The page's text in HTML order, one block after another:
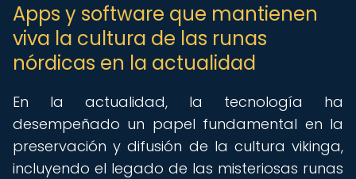
Apps y software que mantienen
viva la cultura de las runas
nórdicas en la actualidad
En la actualidad, la tecnología ha
desempeñado un papel fundamental en la
preservación y difusión de la cultura vikinga,
incluyendo el legado de las misteriosas runas